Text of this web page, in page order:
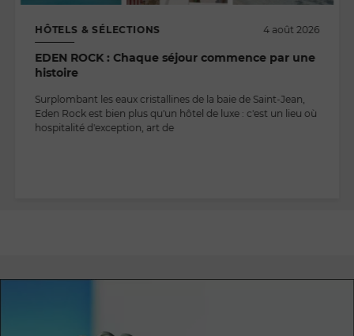
HÔTELS & SÉLECTIONS 4 août 2026
EDEN ROCK : Chaque séjour commence par une
histoire
Surplombant les eaux cristallines de la baie de Saint-Jean,
Eden Rock est bien plus qu'un hôtel de luxe : c'est un lieu où
hospitalité d'exception, art de